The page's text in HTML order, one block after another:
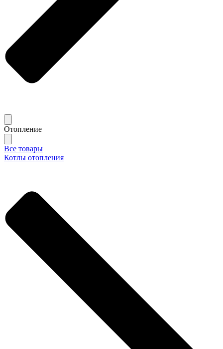
Отопление
Все товары
Котлы отопления